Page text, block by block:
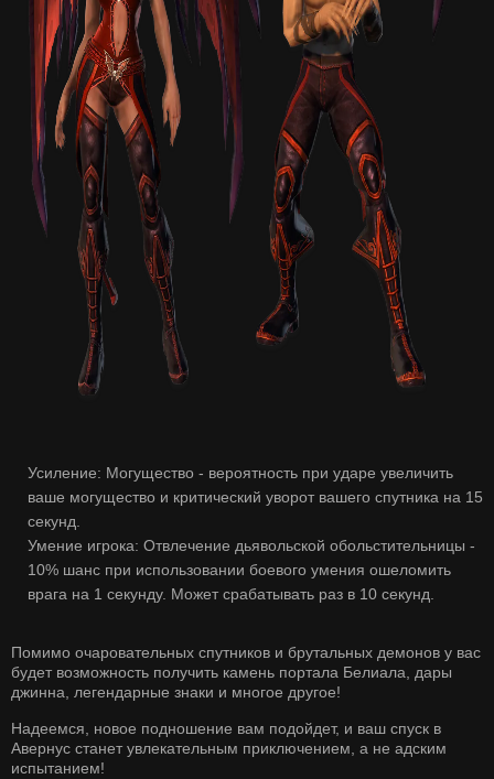
Усиление: Могущество - вероятность при ударе увеличить
ваше могущество и критический уворот вашего спутника на 15
секунд.
Умение игрока: Отвлечение дьявольской обольстительницы -
10% шанс при использовании боевого умения ошеломить
врага на 1 секунду. Может срабатывать раз в 10 секунд.
Помимо очаровательных спутников и брутальных демонов у вас
будет возможность получить камень портала Белиала, дары
джинна, легендарные знаки и многое другое!
Надеемся, новое подношение вам подойдет, и ваш спуск в
Авернус станет увлекательным приключением, а не адским
испытанием!